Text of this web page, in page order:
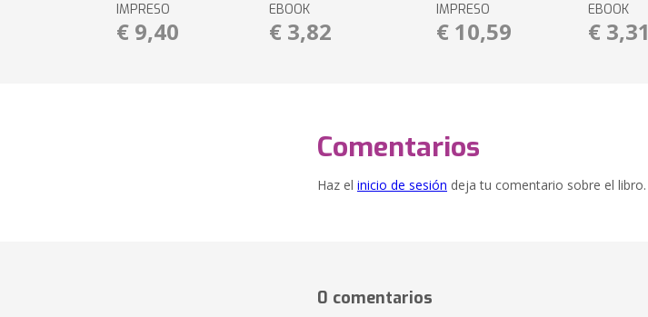
IMPRESO
€ 9,40
EBOOK
€ 3,82
IMPRESO
€ 10,59
EBOOK
€ 3,31
Comentarios
Haz el inicio de sesión deja tu comentario sobre el libro.
0 comentarios